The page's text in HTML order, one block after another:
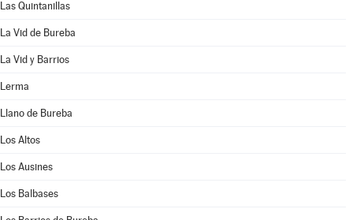
Las Quintanillas
La Vid de Bureba
La Vid y Barrios
Lerma
Llano de Bureba
Los Altos
Los Ausines
Los Balbases